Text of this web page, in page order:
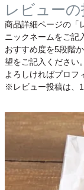
レビュー
商品詳細ページの「
ニックネームをご記
おすすめ度を5段階
望をご記入ください。
よろしければプロフ
※レビュー投稿は、1